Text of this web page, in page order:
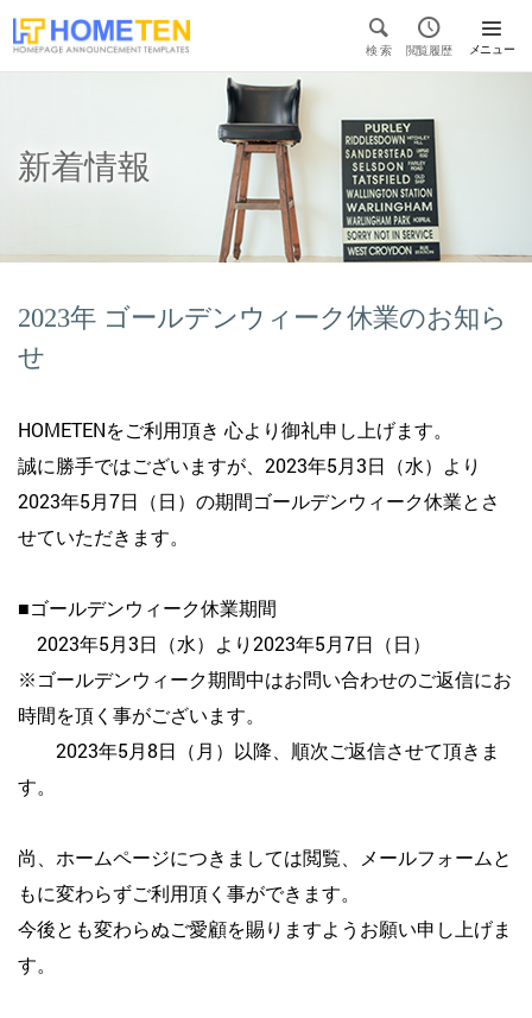

検 索

閲覧履歴 メニュー

新着情報
2023年 ゴールデンウィーク休業のお知ら
せ
HOMETENをご利用頂き 心より御礼申し上げます。
誠に勝手ではございますが、2023年5月3日（水）より
2023年5月7日（日）の期間ゴールデンウィーク休業とさ
せていただきます。
■ゴールデンウィーク休業期間
2023年5月3日（水）より2023年5月7日（日）
※ゴールデンウィーク期間中はお問い合わせのご返信にお
時間を頂く事がございます。
2023年5月8日（月）以降、順次ご返信させて頂きま
す。
尚、ホームページにつきましては閲覧、メールフォームと
もに変わらずご利用頂く事ができます。
今後とも変わらぬご愛顧を賜りますようお願い申し上げま
す。